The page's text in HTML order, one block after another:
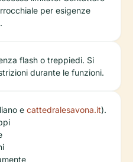
per esigenze
flash o treppiedi. Si
durante le funzioni.
e cattedralesavona.it).